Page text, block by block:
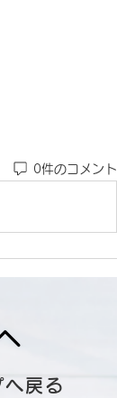
0件のコメント
へ戻る